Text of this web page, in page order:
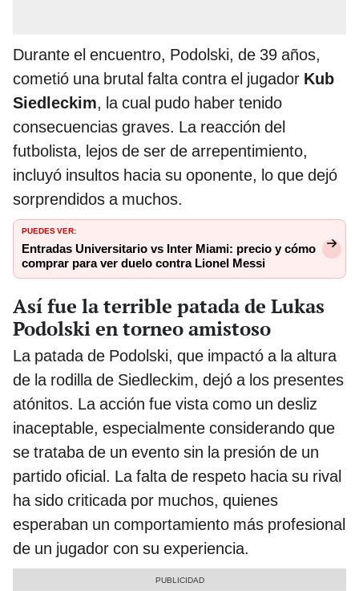
Durante el encuentro, Podolski, de 39 años,
cometió una brutal falta contra el jugador Kub
Siedleckim, la cual pudo haber tenido
consecuencias graves. La reacción del
futbolista, lejos de ser de arrepentimiento,
incluyó insultos hacia su oponente, lo que dejó
sorprendidos a muchos.
PUEDES VER:
Entradas Universitario vs Inter Miami: precio y cómo
comprar para ver duelo contra Lionel Messi
Así fue la terrible patada de Lukas
Podolski en torneo amistoso
La patada de Podolski, que impactó a la altura
de la rodilla de Siedleckim, dejó a los presentes
atónitos. La acción fue vista como un desliz
inaceptable, especialmente considerando que
se trataba de un evento sin la presión de un
partido oficial. La falta de respeto hacia su rival
ha sido criticada por muchos, quienes
esperaban un comportamiento más profesional
de un jugador con su experiencia.